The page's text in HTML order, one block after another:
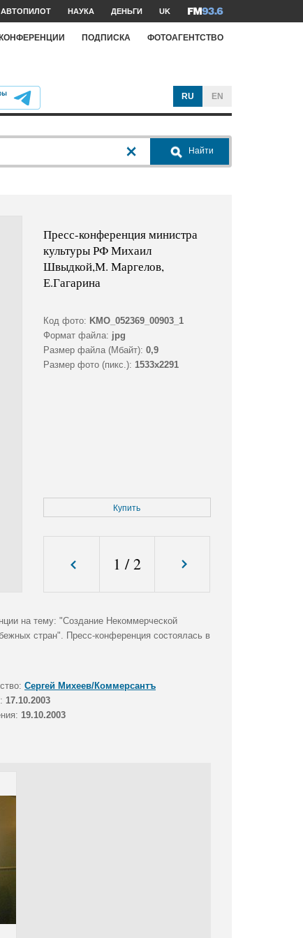
АВТОПИЛОТ НАУКА ДЕНЬГИ UK
ПОДПИСКА ФОТОАГЕНТСТВО
RU EN
Найти
Пресс-конференция министра
культуры РФ Михаил
Швыдкой,М. Маргелов,
Е.Гагарина
Код фото: KMO_052369_00903_1
Формат файла: jpg
Размер файла (Мбайт): 0,9
Размер фото (пикс.): 1533x2291
Купить
1 /2
на тему: "Создание Некоммерческой
стран". Пресс-конференция состоялась в
Сергей Михеев/Коммерсантъ
17.10.2003
19.10.2003